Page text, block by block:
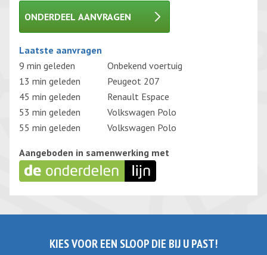
ONDERDEEL AANVRAGEN
Gelieve dit veld leeg te laten.
Laatste aanvragen
9 min geleden
Onbekend voertuig
13 min geleden
Peugeot 207
45 min geleden
Renault Espace
53 min geleden
Volkswagen Polo
55 min geleden
Volkswagen Polo
Aangeboden in samenwerking met
KIES VOOR EEN SLOOP DIE BIJ U PAST!